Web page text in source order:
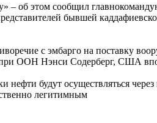
об этом сообщил
бывшей
с эмбарго на
Нэнси Содерберг, США
будут осуществляться
легитимным